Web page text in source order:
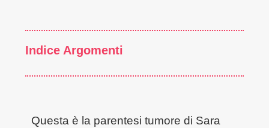
Indice Argomenti
Questa è la parentesi tumore di Sara